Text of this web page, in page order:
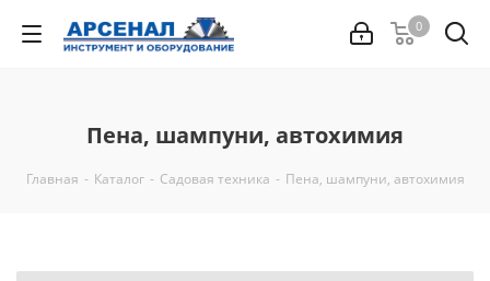
0
Пена, шампуни, автохимия
Главная - Каталог - Садовая техника - Пена, шампуни, автохимия